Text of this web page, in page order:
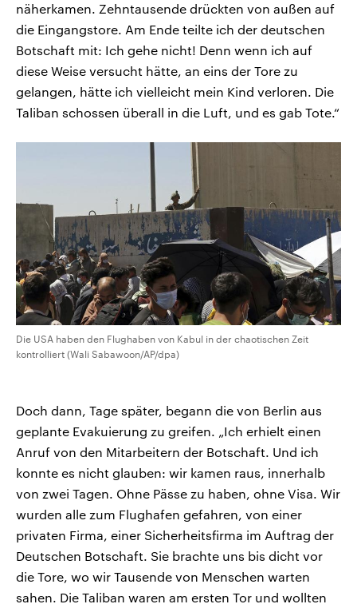
näherkamen. Zehntausende drückten von außen auf
die Eingangstore. Am Ende teilte ich der deutschen
Botschaft mit: Ich gehe nicht! Denn wenn ich auf
diese Weise versucht hätte, an eins der Tore zu
gelangen, hätte ich vielleicht mein Kind verloren. Die
Taliban schossen überall in die Luft, und es gab Tote.“
Die USA haben den Flughaben von Kabul in der chaotischen Zeit
kontrolliert (Wali Sabawoon/AP/dpa)
Doch dann, Tage später, begann die von Berlin aus
geplante Evakuierung zu greifen. „Ich erhielt einen
Anruf von den Mitarbeitern der Botschaft. Und ich
konnte es nicht glauben: wir kamen raus, innerhalb
von zwei Tagen. Ohne Pässe zu haben, ohne Visa. Wir
wurden alle zum Flughafen gefahren, von einer
privaten Firma, einer Sicherheitsfirma im Auftrag der
Deutschen Botschaft. Sie brachte uns bis dicht vor
die Tore, wo wir Tausende von Menschen warten
sahen. Die Taliban waren am ersten Tor und wollten